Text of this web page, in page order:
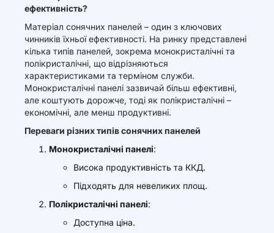
ефективність?
Матеріал сонячних панелей – один з ключових
чинників їхньої ефективності. На ринку представлені
кілька типів панелей, зокрема монокристалічні та
полікристалічні, що відрізняються
характеристиками та терміном служби.
Монокристалічні панелі зазвичай більш ефективні,
але коштують дорожче, тоді як полікристалічні –
економічні, але менш продуктивні.
Переваги різних типів сонячних панелей
Монокристалічні панелі:
Висока продуктивність та ККД.
Підходять для невеликих площ.
Полікристалічні панелі:
Доступна ціна.